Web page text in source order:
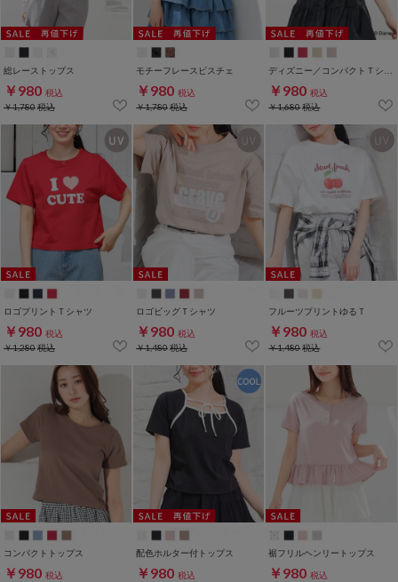
総レーストップス
￥980 税込
￥1,780税込
モチーフレースビスチェ
￥980 税込
￥1,780税込
￥980 税込
￥1,680税込
ロゴプリントＴシャツ
￥980 税込
￥1,280税込
ロゴビッグＴシャツ
￥980 税込
￥1,480税込
フルーツプリントゆるＴ
￥980 税込
￥1,480税込
コンパクトトップス
￥980 税込
配色ホルター付トップス
￥980 税込
裾フリルヘンリートップス
￥980 税込